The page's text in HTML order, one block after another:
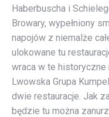
Haberbuscha i
Browary, wypełniony
napojów z niemalże
ulokowane tu
wraca w te historyczne
Lwowska Grupa
dwie restauracje. Jak
będzie tu można